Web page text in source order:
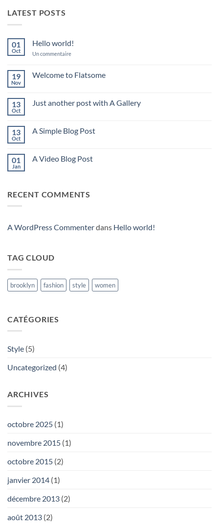
LATEST POSTS
01
Oct
Hello world!
Un commentairesur
19
Nov
Welcome to Flatsome
Welcome
13
Oct
Just another post with A Gallery
Just
A
Gallery
13
Oct
A Simple Blog Post
A
01
Jan
A Video Blog Post
Video
RECENT COMMENTS
A WordPress Commenterdans Hello world!
TAG CLOUD
brooklyn fashion style women
CATÉGORIES
Style (5)
Uncategorized (4)
ARCHIVES
octobre 2025 (1)
novembre 2015 (1)
octobre 2015 (2)
janvier 2014 (1)
décembre 2013 (2)
août 2013 (2)